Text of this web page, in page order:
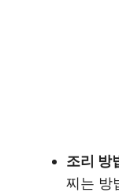
조리 방
찌는 방